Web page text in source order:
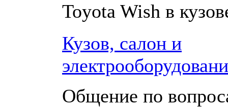
Toyota Wish в
Кузов, салон и
Общение по